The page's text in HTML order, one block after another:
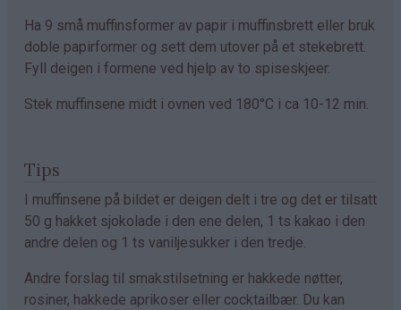
Ha 9 små muffinsformer av papir i muffinsbrett eller bruk
doble papirformer og sett dem utover på et stekebrett.
Fyll deigen i formene ved hjelp av to spiseskjeer.
Stek muffinsene midt i ovnen ved 180°C i ca 10-12 min.
Tips
I muffinsene på bildet er deigen delt i tre og det er tilsatt
50 g hakket sjokolade i den ene delen, 1 ts kakao i den
andre delen og 1 ts vaniljesukker i den tredje.
Andre forslag til smakstilsetning er hakkede nøtter,
rosiner, hakkede aprikoser eller cocktailbær. Du kan